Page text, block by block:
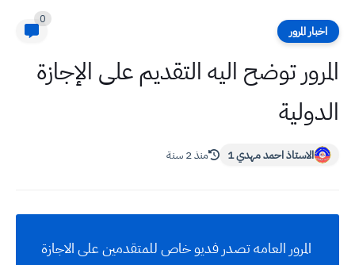
اخبار المرور
0
المرور توضح اليه التقديم على الإجازة
الدولية
الاستاذ احمد مهدي 1 منذ 2 سنة
المرور العامه تصدر فديو خاص للمتقدمين على الاجازة